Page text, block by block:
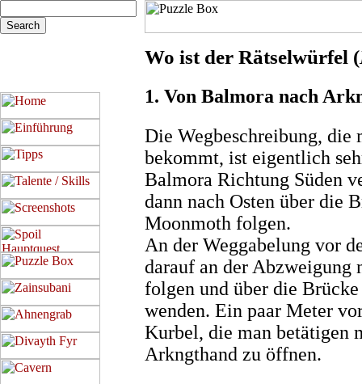
Wo ist der Rätselwürfel (
1. Von Balmora nach
Die Wegbeschreibung, die
bekommt, ist eigentlich
Balmora Richtung Süden
dann nach Osten über die
Moonmoth folgen.
An der Weggabelung vor
darauf an der Abzweigung
folgen und über die Brücke
wenden. Ein paar Meter
Kurbel, die man betätigen
Arkngthand zu öffnen.